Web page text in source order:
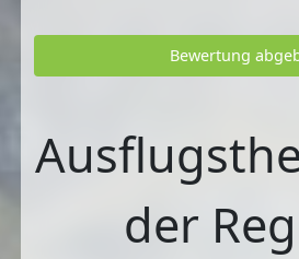
Bewertung
der